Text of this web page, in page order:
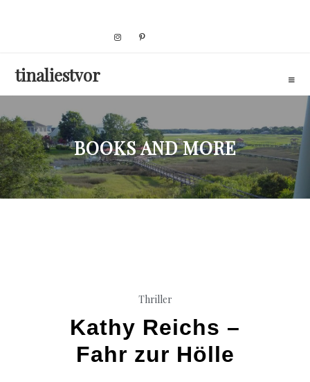
tinaliestvor
BOOKS AND MORE
Thriller
Kathy Reichs –
Fahr zur Hölle